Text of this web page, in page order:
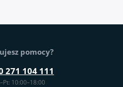
pomocy?
271 104 111
10:00–18:00